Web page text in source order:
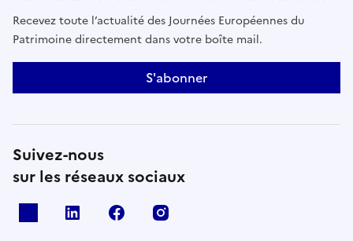
Recevez toute l’actualité des Journées Européennes du
Patrimoine directement dans votre boîte mail.
S'abonner
Suivez-nous
sur les réseaux sociaux
Linkedin Facebook